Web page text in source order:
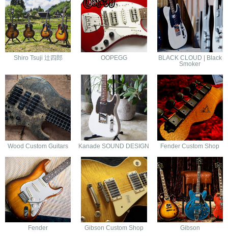
Shiro Tsuji 辻四郎 OOPEGG
BLACK CLOUD | Black
Smoker
Wood Custom Guitars Kanade SOUND DESIGN Fender Custom Shop
Fender Gibson Custom Shop Gibson